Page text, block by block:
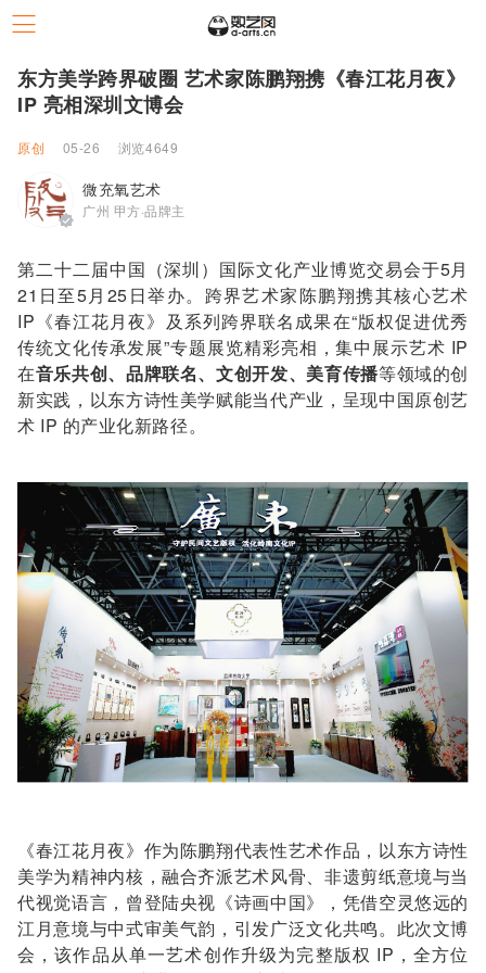
东方美学跨界破圈 艺术家陈鹏翔携《春江花月夜》
IP 亮相深圳文博会
原创 05-26 浏览4649
微充氧艺术
广州 甲方·品牌主
第二十二届中国（深圳）国际文化产业博览交易会于5月
21日至5月25日举办。跨界艺术家陈鹏翔携其核心艺术
IP《春江花月夜》及系列跨界联名成果在“版权促进优秀
传统文化传承发展”专题展览精彩亮相，集中展示艺术 IP
在音乐共创、品牌联名、文创开发、美育传播等领域的创
新实践，以东方诗性美学赋能当代产业，呈现中国原创艺
术 IP 的产业化新路径。
《春江花月夜》作为陈鹏翔代表性艺术作品，以东方诗性
美学为精神内核，融合齐派艺术风骨、非遗剪纸意境与当
代视觉语言，曾登陆央视《诗画中国》，凭借空灵悠远的
江月意境与中式审美气韵，引发广泛文化共鸣。此次文博
会，该作品从单一艺术创作升级为完整版权 IP，全方位